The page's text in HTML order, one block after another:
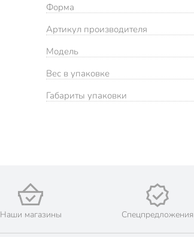
Форма
Артикул производителя
Модель
Вес в упаковке
Габариты упаковки
Наши магазины Спецпредложения